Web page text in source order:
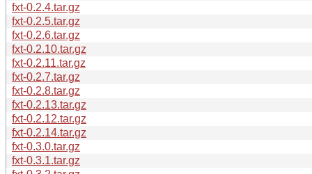
fxt-0.2.4.tar.gz
fxt-0.2.5.tar.gz
fxt-0.2.6.tar.gz
fxt-0.2.10.tar.gz
fxt-0.2.11.tar.gz
fxt-0.2.7.tar.gz
fxt-0.2.8.tar.gz
fxt-0.2.13.tar.gz
fxt-0.2.12.tar.gz
fxt-0.2.14.tar.gz
fxt-0.3.0.tar.gz
fxt-0.3.1.tar.gz